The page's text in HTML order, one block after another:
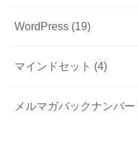
WordPress (19)
マインドセット (4)
メルマガバックナンバー